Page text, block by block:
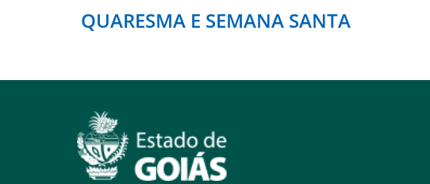
QUARESMA E SEMANA SANTA